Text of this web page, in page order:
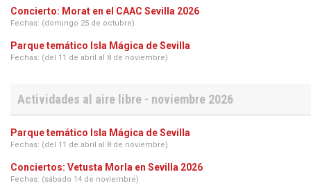
Concierto: Morat en el CAAC Sevilla 2026
Fechas: (domingo 25 de octubre)
Parque temático Isla Mágica de Sevilla
Fechas: (del 11 de abril al 8 de noviembre)
Actividades al aire libre - noviembre 2026
Parque temático Isla Mágica de Sevilla
Fechas: (del 11 de abril al 8 de noviembre)
Conciertos: Vetusta Morla en Sevilla 2026
Fechas: (sábado 14 de noviembre)